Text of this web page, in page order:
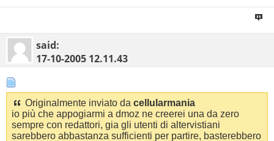
said:
17-10-2005 12.11.43
Originalmente inviato da cellularmania
io più che appogiarmi a dmoz ne creerei una da zero
sempre con redattori, gia gli utenti di altervistiani
sarebbero abbastanza sufficienti per partire, basterebbero